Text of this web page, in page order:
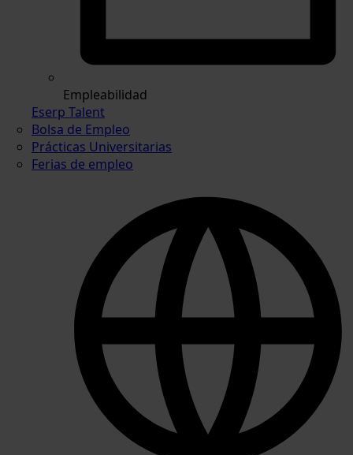
Empleabilidad
Eserp Talent
Bolsa de Empleo
Prácticas Universitarias
Ferias de empleo